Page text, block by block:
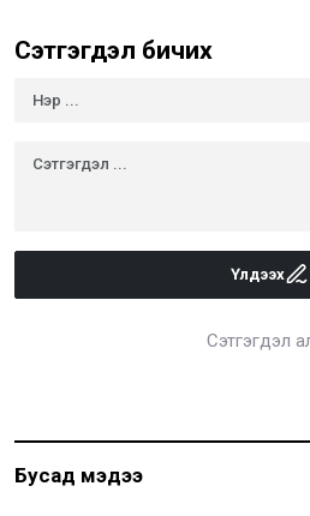
Сэтгэгдэл бичих
Үлдээх
Сэтгэгдэл
Бусад мэдээ